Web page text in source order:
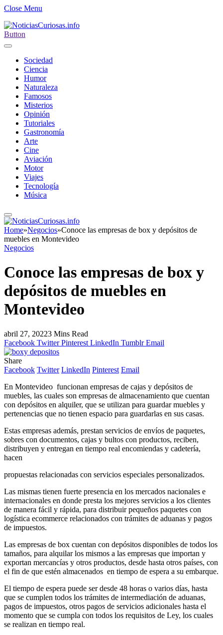
Close Menu
Button
Sociedad
Ciencia
Humor
Naturaleza
Famosos
Misterios
Opinión
Tutoriales
Gastronomía
Arte
Cine
Aviación
Motor
Viajes
Tecnología
Música
Home»Negocios»Conoce las empresas de box y depósitos de
muebles en Montevideo
Negocios
Conoce las empresas de box y
depósitos de muebles en
Montevideo
abril 27, 20223 Mins Read
Facebook Twitter Pinterest LinkedIn Tumblr Email
Share
Facebook Twitter LinkedIn Pinterest Email
En Montevideo funcionan empresas de cajas y depósitos de
muebles, las cuales son empresas de almacenamiento que cuentan
con depósitos en alquiler, que se utilizan para guardar muebles y
pertenencias que no tienen espacio para guardarlas en sus casas.
Estas empresas además, prestan servicios de envíos de paquetes,
sobres con documentos, cajas y bultos con productos, reciben,
distribuyen y entregan en tiempo real encomiendas y cadetería,
hacen
propuestas relacionadas con servicios especiales personalizados.
Las mismas tienen fuerte presencia en los mercados nacionales e
internacionales en donde presta los mejores servicios a los clientes
de manera fácil y rápida, para distribuir pequeños paquetes con
logística ecommerce relacionados con trámites de aduanas y pagos
de impuestos.
Las empresas de box cuentan con depósitos disponibles de todos los
tamaños, para alquilar los mismos a las empresas que importan y
exportan mercancías y otros productos, desde hasta otros países, con
el fin de que estén almacenados en tiempo de espera a su embarque.
El tiempo de espera puede ser desde 48 horas o varios días, hasta
que se cumplen todos los trámites de intermediación de aduanas,
pagos de impuestos, otros pagos de servicios adicionales hasta el
momento que se cumpla con todos los requisitos de Ley, los cuales
se realizan en tiempo real.